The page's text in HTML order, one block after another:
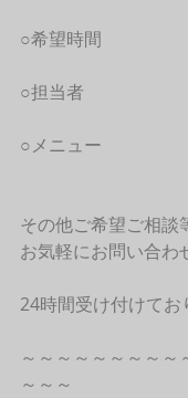
○希望時間
○担当者
○メニュー
その他ご希望ご相談
お気軽にお問い合わ
24時間受け付けてお
～～～～～～～～～
～～～